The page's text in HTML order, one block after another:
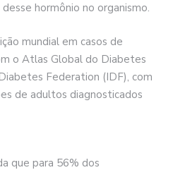
hormônio no organismo.
mundial em casos de
o Atlas Global do Diabetes
Federation (IDF), com
de adultos diagnosticados
que para 56% dos